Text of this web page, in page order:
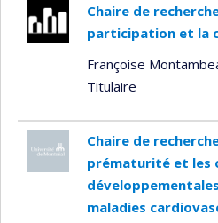
Chaire de
participation et la
Françoise
Titulaire
Chaire de
prématurité et les
maladies